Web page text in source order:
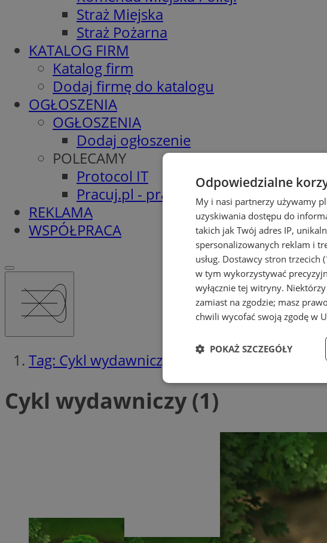
Straż Miejska
Straż Pożarna
KATALOG FIRM
Katalog firm
Dodaj firmę do katalogu
OGŁOSZENIA
OGŁOSZENIA
Dodaj ogłoszenie
POLECAMY
Protocol IT
Pracuj.pl - praca w Łaziskach
REKLAMA
WSPÓŁPRACA
Tag: Cykl wydawniczy
Cykl wydawniczy (1)
Odpowiedzialne
My i nasi partnerzy używamy
uzyskiwania dostępu do
takich jak Twój adres IP,
spersonalizowanych reklam i
usług. Dostawcy stron trzecich
w tym wykorzystywać
wyłącznie tej witryny.
zamiast na zgodzie; masz
chwili wycofać swoją zgodę w
POKAŻ SZCZEGÓŁY
Niezbędne
Niezbędne
Niezbędne pliki cookie umożliwiają
zarządzanie kontem. Bez niezbędnych